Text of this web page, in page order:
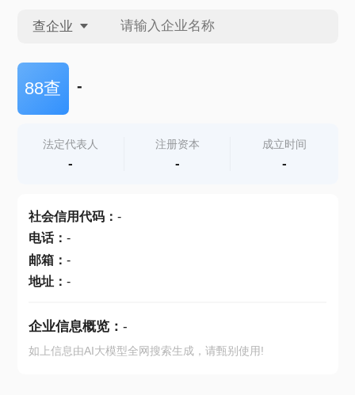
查企业
查企业
查产地
88查 -
法定代表人
-
注册资本
-
成立时间
-
社会信用代码： -
电话： -
邮箱： -
地址： -
企业信息概览： -
如上信息由AI大模型全网搜索生成，请甄别使用!